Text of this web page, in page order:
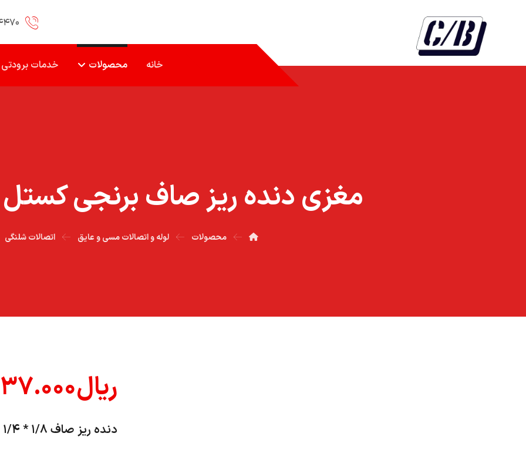
خانه محصولات خدمات برودتی
مغزي دنده ريز صاف برنجي کستل ۱/۸ * ۱/
محصولات لوله و اتصالات مسی و عایق اتصالات شلنگی
ریال
دنده ریز صاف ۱/۸ * ۱/۴